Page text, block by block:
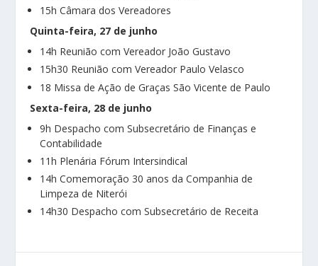
15h Câmara dos Vereadores
Quinta-feira, 27 de junho
14h Reunião com Vereador João Gustavo
15h30 Reunião com Vereador Paulo Velasco
18 Missa de Ação de Graças São Vicente de Paulo
Sexta-feira, 28 de junho
9h Despacho com Subsecretário de Finanças e
Contabilidade
11h Plenária Fórum Intersindical
14h Comemoração 30 anos da Companhia de
Limpeza de Niterói
14h30 Despacho com Subsecretário de Receita